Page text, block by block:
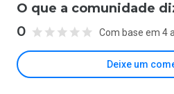
O que a comunidade
0 Com base em 4
Deixe um